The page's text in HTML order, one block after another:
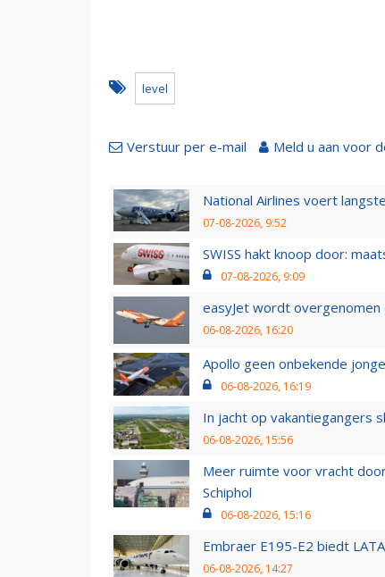
level
Verstuur per e-mail Meld u aan voor
National Airlines voert
07-08-2026, 9:52
SWISS hakt knoop door:
07-08-2026, 9:09
easyJet wordt overgenomen
06-08-2026, 16:20
Apollo geen onbekende
06-08-2026, 16:19
In jacht op vakantiegangers
06-08-2026, 15:56
Meer ruimte voor vracht
Schiphol
06-08-2026, 15:16
Embraer E195-E2 biedt
06-08-2026, 14:27